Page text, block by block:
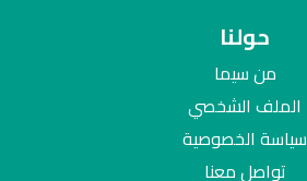
حولنا
من سيما
الملف الشخصي
سياسة الخصوصية
تواصل معنا